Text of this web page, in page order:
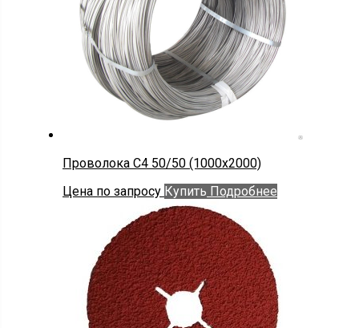
Проволока С4 50/50 (1000х2000)
Цена по запросу Купить Подробнее